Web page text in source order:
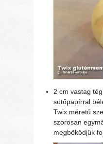
2 cm vastag
sütőpapírral
Twix méretű
szorosan
megböködjük